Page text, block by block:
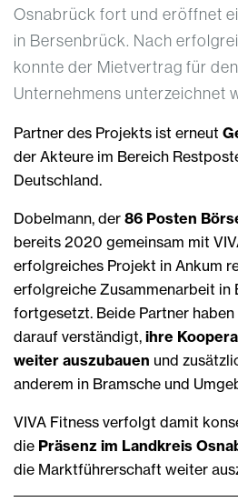
Osnabrück fort und eröffnet
in Bersenbrück. Nach
konnte der Mietvertrag für
Unternehmens unterzeichnet
Partner des Projekts ist erneut
der Akteure im Bereich
Deutschland.
Dobelmann, der 86 Posten
bereits 2020 gemeinsam mit
erfolgreiches Projekt in Ankum
erfolgreiche Zusammenarbeit in
fortgesetzt. Beide Partner
darauf verständigt, ihre
weiter auszubauen und
anderem in Bramsche und
VIVA Fitness verfolgt damit
die Präsenz im Landkreis
die Marktführerschaft weiter